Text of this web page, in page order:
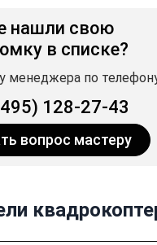
нашли свою
в списке?
менеджера по
128-27-43
вопрос мастеру